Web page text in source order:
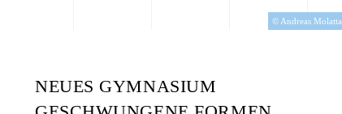
© Andreas Molatta
NEUES GYMNASIUM